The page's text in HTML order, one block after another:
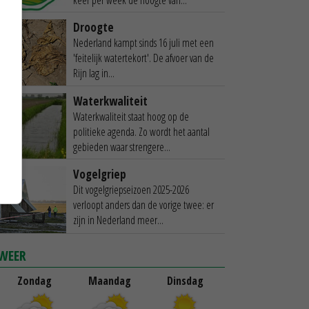
Droogte
Nederland kampt sinds 16 juli met een
'feitelijk watertekort'. De afvoer van de
Rijn lag in...
Waterkwaliteit
Waterkwaliteit staat hoog op de
politieke agenda. Zo wordt het aantal
gebieden waar strengere...
Vogelgriep
Dit vogelgriepseizoen 2025-2026
verloopt anders dan de vorige twee: er
zijn in Nederland meer...
Zondag Maandag Dinsdag